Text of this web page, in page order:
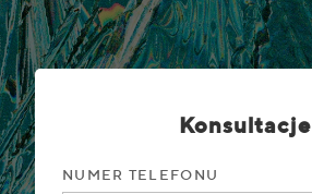
Konsultacje
NUMER TELEFONU